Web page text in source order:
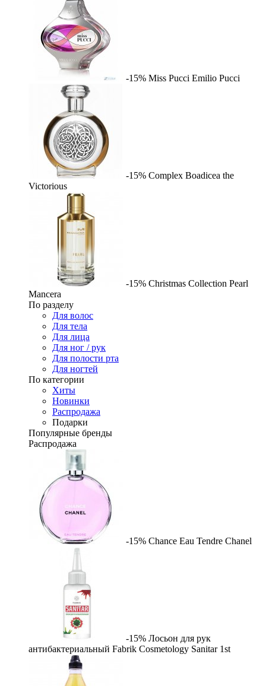
-15% Miss Pucci Emilio Pucci
-15% Complex Boadicea the
Victorious
-15% Christmas Collection Pearl
Mancera
По разделу
Для волос
Для тела
Для лица
Для ног / рук
Для полости рта
Для ногтей
По категории
Хиты
Новинки
Распродажа
Подарки
Популярные бренды
Распродажа
-15% Chance Eau Tendre Chanel
-15% Лосьон для рук
антибактериальный Fabrik Cosmetology Sanitar 1st